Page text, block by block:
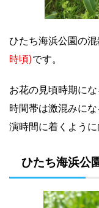
ひたち海浜公園の混
時頃)です。
お花の見頃時期に
時間帯は激混みに
演時間に着くように
ひたち海浜公